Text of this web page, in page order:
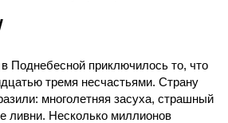
Поднебесной приключилось то, что
тремя несчастьями. Страну
многолетняя засуха, страшный
ливни. Несколько миллионов